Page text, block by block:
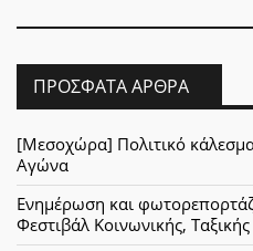
ΠΡΌΣΦΑΤΑ ΆΡΘΡΑ
[Μεσοχώρα] Πολιτικό
Αγώνα
Ενημέρωση και
Φεστιβάλ Κοινωνικής,